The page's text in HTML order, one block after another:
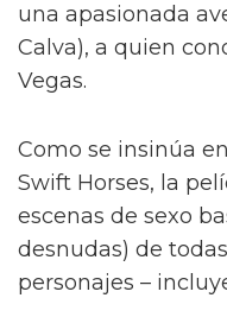
una apasionada
Calva), a quien
Vegas.
Como se insinúa
Swift Horses, la
escenas de sexo
desnudas) de
personajes –